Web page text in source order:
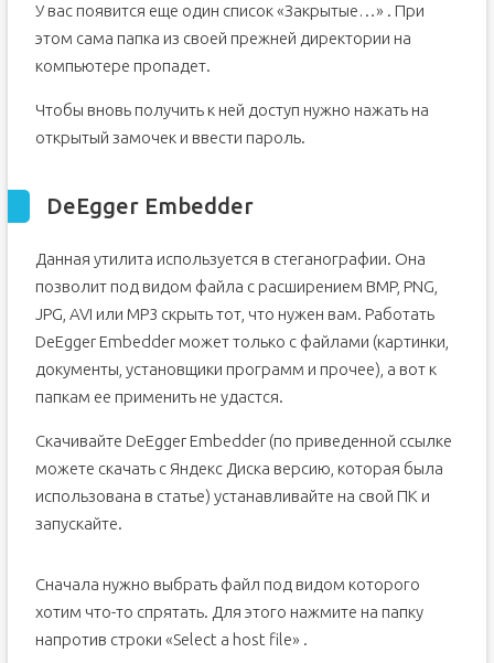
У вас появится еще один список «Закрытые…» . При
этом сама папка из своей прежней директории на
компьютере пропадет.
Чтобы вновь получить к ней доступ нужно нажать на
открытый замочек и ввести пароль.
DeEgger Embedder
Данная утилита используется в стеганографии. Она
позволит под видом файла с расширением BMP, PNG,
JPG, AVI или MP3 скрыть тот, что нужен вам. Работать
DeEgger Embedder может только с файлами (картинки,
документы, установщики программ и прочее), а вот к
папкам ее применить не удастся.
Скачивайте DeEgger Embedder (по приведенной ссылке
можете скачать с Яндекс Диска версию, которая была
использована в статье) устанавливайте на свой ПК и
запускайте.
Сначала нужно выбрать файл под видом которого
хотим что-то спрятать. Для этого нажмите на папку
напротив строки «Select a host file» .